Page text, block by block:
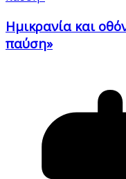
Ημικρανία και
παύση»